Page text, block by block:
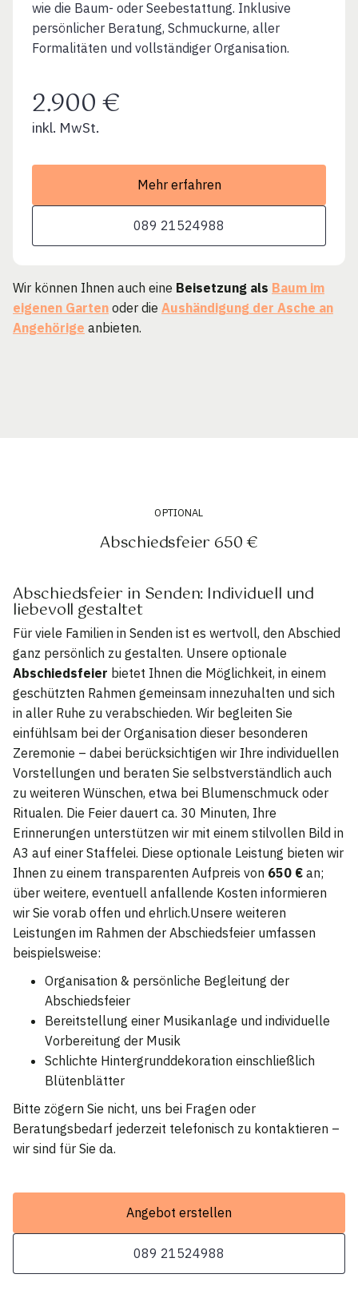
wie die Baum- oder Seebestattung. Inklusive
persönlicher Beratung, Schmuckurne, aller
Formalitäten und vollständiger Organisation.
2.900 €
inkl. MwSt.
Mehr erfahren
089 21524988
Wir können Ihnen auch eine Beisetzung als Baum im
eigenen Garten oder die Aushändigung der Asche an
Angehörige anbieten.
OPTIONAL
Abschiedsfeier 650 €
Abschiedsfeier in Senden: Individuell und
liebevoll gestaltet
Für viele Familien in Senden ist es wertvoll, den Abschied
ganz persönlich zu gestalten. Unsere optionale
Abschiedsfeier bietet Ihnen die Möglichkeit, in einem
geschützten Rahmen gemeinsam innezuhalten und sich
in aller Ruhe zu verabschieden. Wir begleiten Sie
einfühlsam bei der Organisation dieser besonderen
Zeremonie – dabei berücksichtigen wir Ihre individuellen
Vorstellungen und beraten Sie selbstverständlich auch
zu weiteren Wünschen, etwa bei Blumenschmuck oder
Ritualen. Die Feier dauert ca. 30 Minuten, Ihre
Erinnerungen unterstützen wir mit einem stilvollen Bild in
A3 auf einer Staffelei. Diese optionale Leistung bieten wir
Ihnen zu einem transparenten Aufpreis von 650 € an;
über weitere, eventuell anfallende Kosten informieren
wir Sie vorab offen und ehrlich.Unsere weiteren
Leistungen im Rahmen der Abschiedsfeier umfassen
beispielsweise:
Organisation & persönliche Begleitung der
Abschiedsfeier
Bereitstellung einer Musikanlage und individuelle
Vorbereitung der Musik
Schlichte Hintergrunddekoration einschließlich
Blütenblätter
Bitte zögern Sie nicht, uns bei Fragen oder
Beratungsbedarf jederzeit telefonisch zu kontaktieren –
wir sind für Sie da.
Angebot erstellen
089 21524988